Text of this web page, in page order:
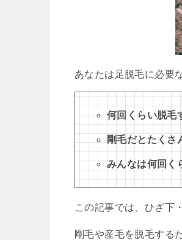
あなたは足脱毛に必要
何回くらい脱毛
剛毛だとたくさ
みんなは何回く
この記事では、ひざ下
剛毛や産毛を脱毛する